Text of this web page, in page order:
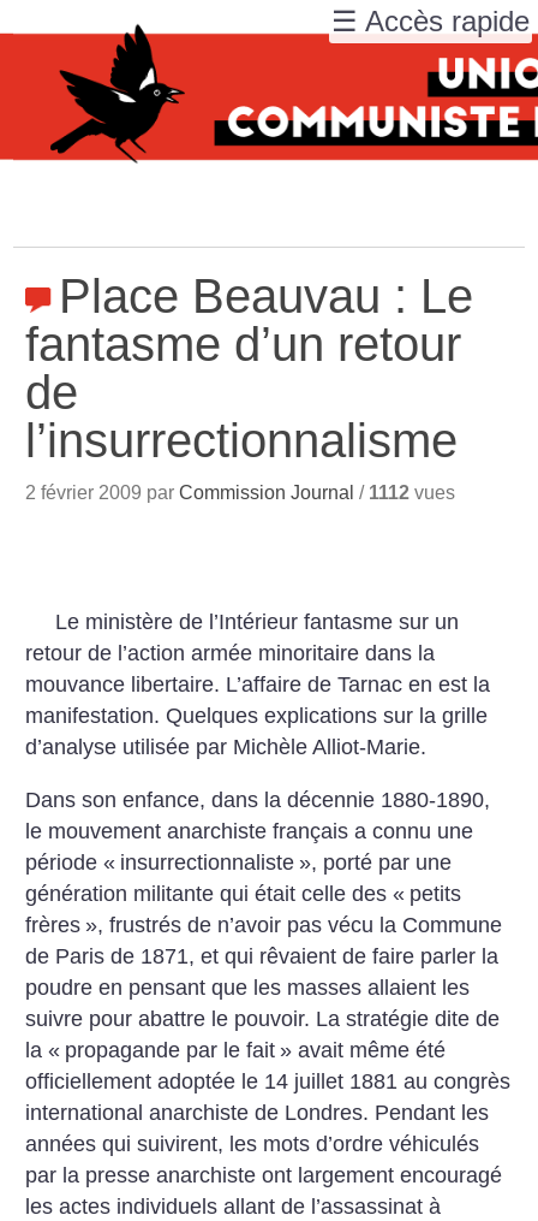
Place Beauvau : Le
fantasme d’un retour
de
l’insurrectionnalisme
2 février 2009 parCommission Journal / 1112 vues
Le ministère de l’Intérieur fantasme sur un
retour de l’action armée minoritaire dans la
mouvance libertaire. L’affaire de Tarnac en est la
manifestation. Quelques explications sur la grille
d’analyse utilisée par Michèle Alliot-Marie.
Dans son enfance, dans la décennie 1880-1890,
le mouvement anarchiste français a connu une
période « insurrectionnaliste », porté par une
génération militante qui était celle des « petits
frères », frustrés de n’avoir pas vécu la Commune
de Paris de 1871, et qui rêvaient de faire parler la
poudre en pensant que les masses allaient les
suivre pour abattre le pouvoir. La stratégie dite de
la « propagande par le fait » avait même été
officiellement adoptée le 14 juillet 1881 au congrès
international anarchiste de Londres. Pendant les
années qui suivirent, les mots d’ordre véhiculés
par la presse anarchiste ont largement encouragé
les actes individuels allant de l’assassinat à
☰ Accès rapide